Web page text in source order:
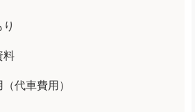
料
代車費用）